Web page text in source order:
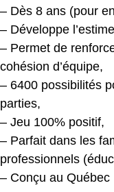
– Dès 8 ans (pour
– Développe
– Permet de
cohésion d’équipe,
– 6400 possibilités
parties,
– Jeu 100% positif,
– Parfait dans les
professionnels
– Conçu au Québec